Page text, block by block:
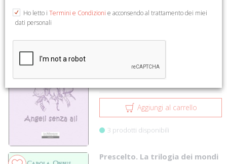
€ 10,00
Aggiungi al carrello
3 prodotti disponibili
Prescelto. La trilogia dei mondi
Ho letto i Termini e Condizioni e acconsendo al trattamento dei miei
dati personali